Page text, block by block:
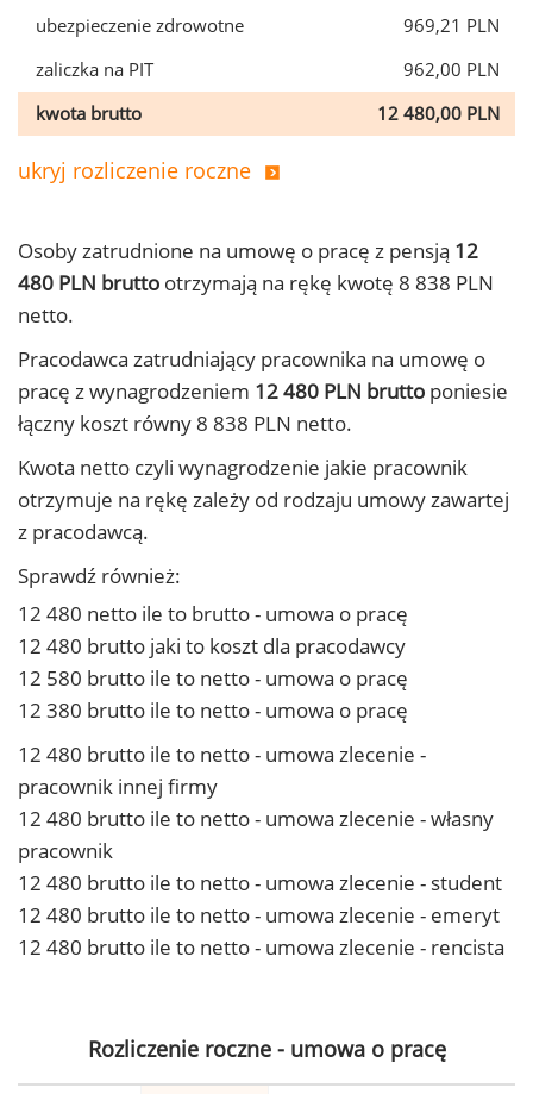
ubezpieczenie zdrowotne
969,21 PLN
zaliczka na PIT
962,00 PLN
kwota brutto
12 480,00 PLN
ukryj rozliczenie roczne
Osoby zatrudnione na umowę o pracę z pensją 12
480 PLN brutto otrzymają na rękę kwotę 8 838 PLN
netto.
Pracodawca zatrudniający pracownika na umowę o
pracę z wynagrodzeniem 12 480 PLN brutto poniesie
łączny koszt równy 8 838 PLN netto.
Kwota netto czyli wynagrodzenie jakie pracownik
otrzymuje na rękę zależy od rodzaju umowy zawartej
z pracodawcą.
Sprawdź również:
12 480 netto ile to brutto - umowa o pracę
12 480 brutto jaki to koszt dla pracodawcy
12 580 brutto ile to netto - umowa o pracę
12 380 brutto ile to netto - umowa o pracę
12 480 brutto ile to netto - umowa zlecenie -
pracownik innej firmy
12 480 brutto ile to netto - umowa zlecenie - własny
pracownik
12 480 brutto ile to netto - umowa zlecenie - student
12 480 brutto ile to netto - umowa zlecenie - emeryt
12 480 brutto ile to netto - umowa zlecenie - rencista
Rozliczenie roczne - umowa o pracę